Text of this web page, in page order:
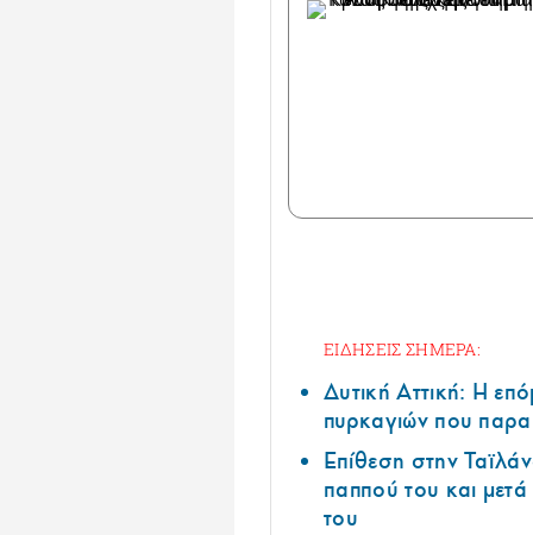
ΕΙΔΗΣΕΙΣ ΣΗΜΕΡΑ:
Δυτική Αττική: Η
πυρκαγιών που
Επίθεση στην
παππού του και
του